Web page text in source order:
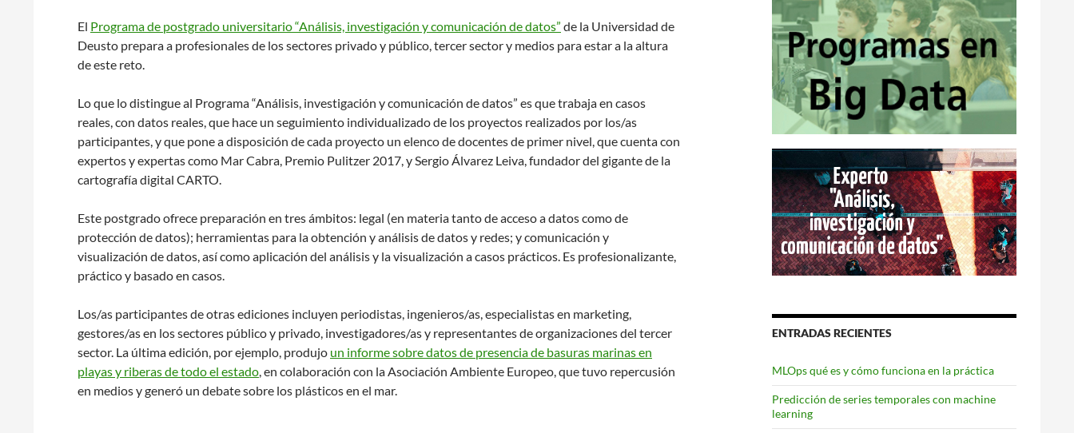
El Programa de postgrado universitario “Análisis, investigación y comunicación de datos” de la Universidad de
Deusto prepara a profesionales de los sectores privado y público, tercer sector y medios para estar a la altura
de este reto.
Lo que lo distingue al Programa “Análisis, investigación y comunicación de datos” es que trabaja en casos
reales, con datos reales, que hace un seguimiento individualizado de los proyectos realizados por los/as
participantes, y que pone a disposición de cada proyecto un elenco de docentes de primer nivel, que cuenta con
expertos y expertas como Mar Cabra, Premio Pulitzer 2017, y Sergio Álvarez Leiva, fundador del gigante de la
cartografía digital CARTO.
Este postgrado ofrece preparación en tres ámbitos: legal (en materia tanto de acceso a datos como de
protección de datos); herramientas para la obtención y análisis de datos y redes; y comunicación y
visualización de datos, así como aplicación del análisis y la visualización a casos prácticos. Es profesionalizante,
práctico y basado en casos.
Los/as participantes de otras ediciones incluyen periodistas, ingenieros/as, especialistas en marketing,
gestores/as en los sectores público y privado, investigadores/as y representantes de organizaciones del tercer
sector. La última edición, por ejemplo, produjo un informe sobre datos de presencia de basuras marinas en
playas y riberas de todo el estado, en colaboración con la Asociación Ambiente Europeo, que tuvo repercusión
en medios y generó un debate sobre los plásticos en el mar.
ENTRADAS RECIENTES
MLOps qué es y cómo funciona en la práctica
Predicción de series temporales con machine
learning